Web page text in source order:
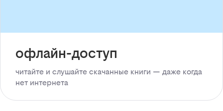
офлайн-доступ
читайте и слушайте скачанные книги — даже когда
нет интернета